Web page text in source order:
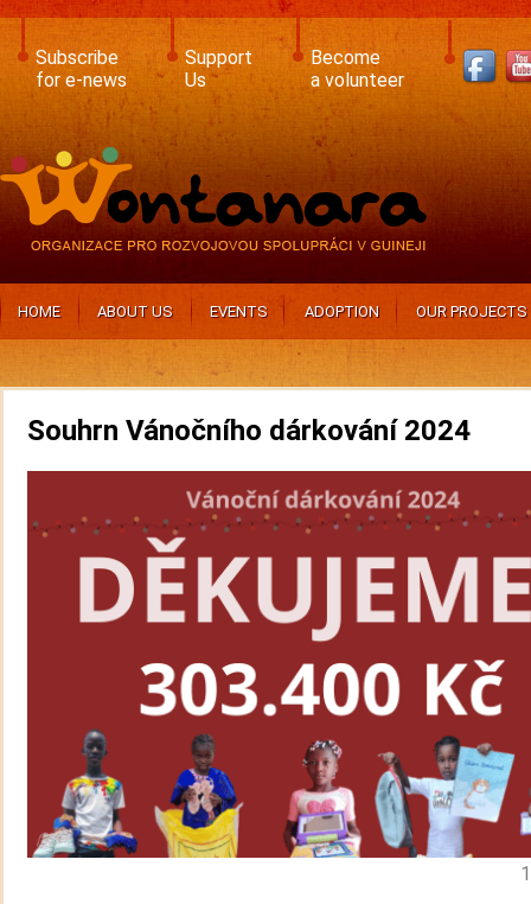
Skip
main
content
Subscribe
for e-news
Support
Us
Become
a volunteer
HOME ABOUT US EVENTS ADOPTION OUR PROJECTS
Souhrn Vánočního dárkování 2024